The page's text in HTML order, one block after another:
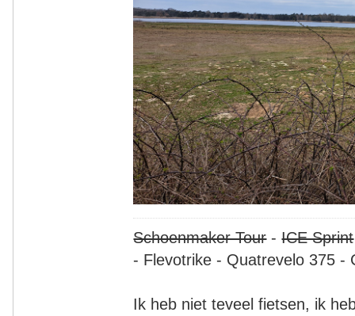
Schoenmaker Tour-ICE Sprint
- Flevotrike - Quatrevelo 375 -
Ik heb niet teveel fietsen, ik